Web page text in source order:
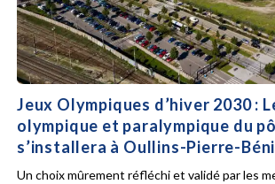
Jeux Olympiques d’hiver 2030 :
olympique et paralympique du
s’installera à Oullins-Pierre-
Un choix mûrement réfléchi et validé par les